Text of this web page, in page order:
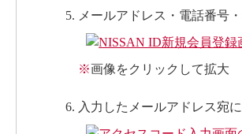
メールアドレス・電話番号
※画像をクリックして拡大
入力したメールアドレス宛